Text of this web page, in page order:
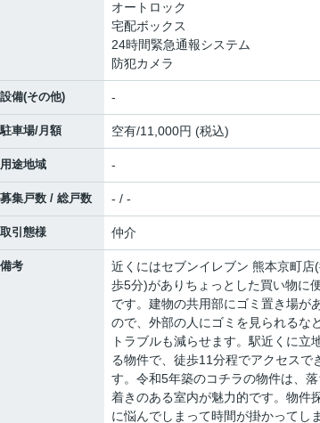
オートロック
宅配ボックス
24時間緊急通報システム
防犯カメラ
設備(その他) -
駐車場/月額 空有/11,000円 (税込)
用途地域 -
募集戸数 / 総戸数 - / -
取引態様 仲介
備考
近くにはセブンイレブン 熊本京町店
歩5分)がありちょっとした買い物に
です。建物の共用部にゴミ置き場が
ので、外部の人にゴミを見られるな
トラブルも減らせます。駅近くに立
る物件で、徒歩11分程でアクセスで
す。令和5年築のコチラの物件は、
着きのある室内が魅力的です。物件
に悩んでしまって時間が掛かってし